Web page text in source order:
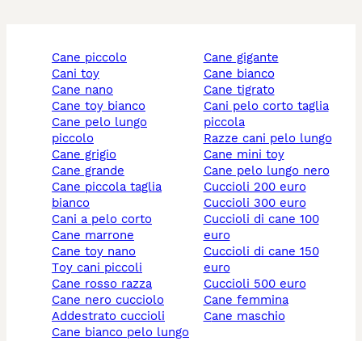
cane piccolo
cani toy
cane nano
cane toy bianco
cane pelo lungo
piccolo
cane grigio
cane grande
cane piccola taglia
bianco
cani a pelo corto
cane marrone
cane toy nano
toy cani piccoli
cane rosso razza
cane nero cucciolo
addestrato cuccioli
cane bianco pelo lungo
cane gigante
cane bianco
cane tigrato
cani pelo corto taglia
piccola
razze cani pelo lungo
cane mini toy
cane pelo lungo nero
cuccioli 200 euro
cuccioli 300 euro
cuccioli di cane 100
euro
cuccioli di cane 150
euro
cuccioli 500 euro
cane femmina
cane maschio